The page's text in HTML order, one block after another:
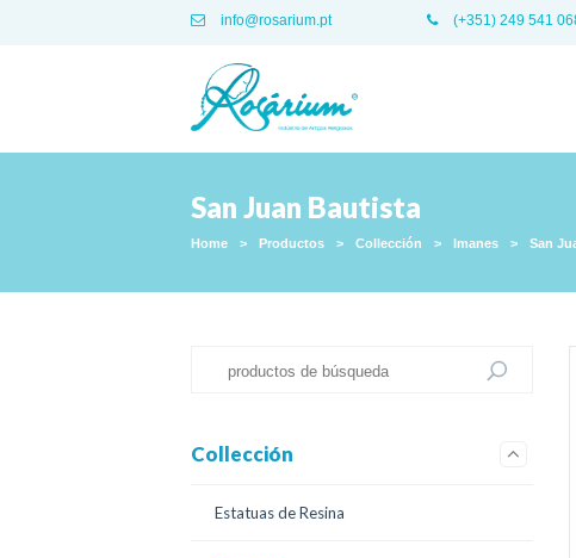
info@rosarium.pt (+351) 249 541
San Juan Bautista
Home > Productos > Collección > Imanes > San
Collección
Estatuas de Resina